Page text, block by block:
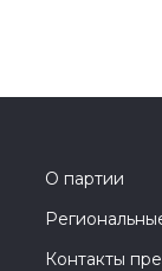
О партии
Контакты